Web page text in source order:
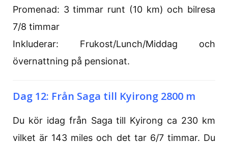
Promenad: 3 timmar runt (10 km) och bilresa
7/8 timmar
Inkluderar: Frukost/Lunch/Middag och
övernattning på pensionat.
Dag 12: Från Saga till Kyirong 2800 m
Du kör idag från Saga till Kyirong ca 230 km
vilket är 143 miles och det tar 6/7 timmar. Du